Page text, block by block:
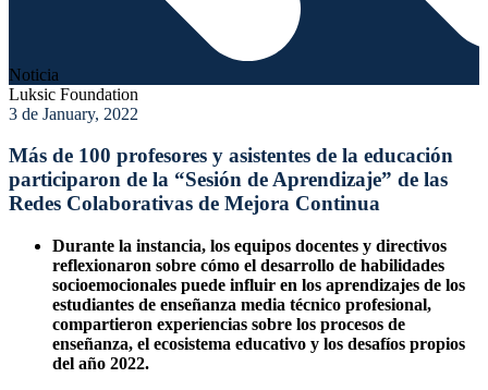
Noticia
Luksic Foundation
3 de January, 2022
Más de 100 profesores y asistentes de la educación
participaron de la “Sesión de Aprendizaje” de las
Redes Colaborativas de Mejora Continua
Durante la instancia, los equipos docentes y directivos
reflexionaron sobre cómo el desarrollo de habilidades
socioemocionales puede influir en los aprendizajes de los
estudiantes de enseñanza media técnico profesional,
compartieron experiencias sobre los procesos de
enseñanza, el ecosistema educativo y los desafíos propios
del año 2022.